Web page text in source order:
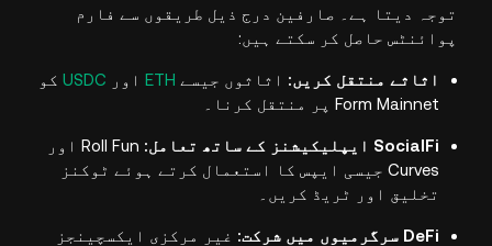
توجہ دیتا ہے۔ صارفین درج ذیل طریقوں سے فارم
پوائنٹس حاصل کر سکتے ہیں:
اثاثے منتقل کریں: اثاثوں جیسے ETH اور USDC کو
Form Mainnet پر منتقل کرنا۔
SocialFi ایپلیکیشنز کے ساتھ تعامل:
Roll Fun اور
Curves جیسی ایپس کا استعمال کرتے ہوئے ٹوکنز
تخلیق اور ٹریڈ کریں۔
DeFi سرگرمیوں میں شرکت:
غیر مرکزی ایکسچینجز